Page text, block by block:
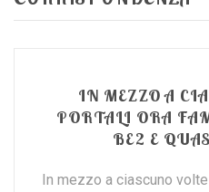
IN MEZZO A
PORTALI ORA
BE2 E
In mezzo a ciascuno